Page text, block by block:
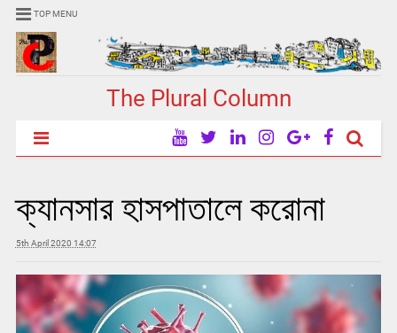
TOP MENU
The Plural Column
ক্যানসার হাসপাতালে করোনা
5th April 2020 14:07